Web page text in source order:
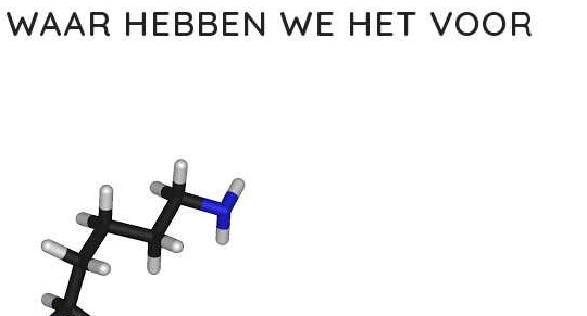
HEBBEN WE HET VOOR